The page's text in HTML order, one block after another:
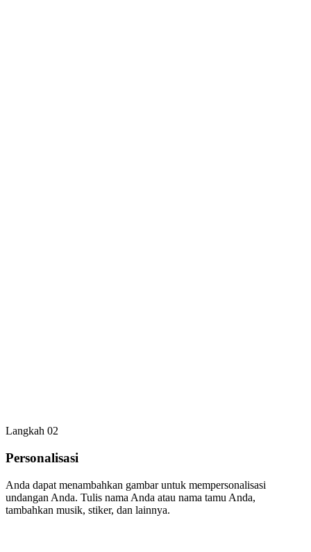
Langkah 02
Personalisasi
Anda dapat menambahkan gambar untuk mempersonalisasi
undangan Anda. Tulis nama Anda atau nama tamu Anda,
tambahkan musik, stiker, dan lainnya.